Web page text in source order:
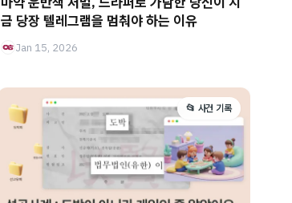
금 당장 텔레그램을 멈춰야 하는 이유
Jan 15, 2026
📂 사건 기록